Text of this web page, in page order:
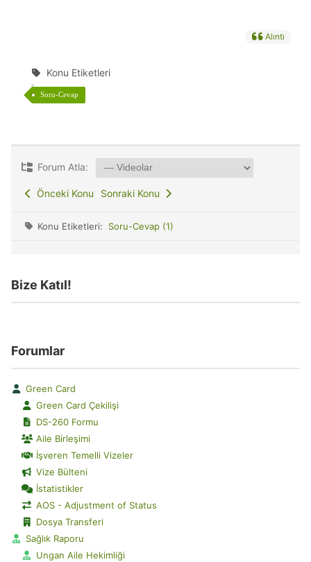
Alıntı
Konu Etiketleri
Soru-Cevap
Forum Atla:
Önceki Konu Sonraki Konu
Konu Etiketleri: Soru-Cevap (1)
Bize Katıl!
Forumlar
Green Card
Green Card Çekilişi
DS-260 Formu
Aile Birleşimi
İşveren Temelli Vizeler
Vize Bülteni
İstatistikler
AOS - Adjustment of Status
Dosya Transferi
Sağlık Raporu
Ungan Aile Hekimliği